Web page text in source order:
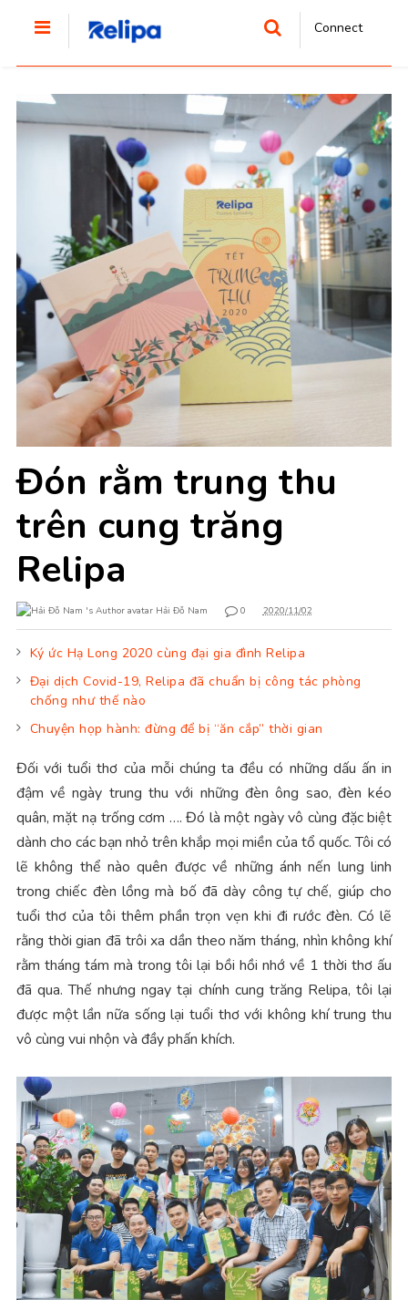
Connect
Đón rằm trung thu
trên cung trăng
Relipa
Hải Đỗ Nam 0 2020/11/02
Ký ức Hạ Long 2020 cùng đại gia đình Relipa
Đại dịch Covid-19, Relipa đã chuẩn bị công tác phòng
chống như thế nào
Chuyện họp hành: đừng để bị “ăn cắp” thời gian
Đối với tuổi thơ của mỗi chúng ta đều có những dấu ấn in
đậm về ngày trung thu với những đèn ông sao, đèn kéo
quân, mặt nạ trống cơm …. Đó là một ngày vô cùng đặc biệt
dành cho các bạn nhỏ trên khắp mọi miền của tổ quốc. Tôi có
lẽ không thể nào quên được về những ánh nến lung linh
trong chiếc đèn lồng mà bố đã dày công tự chế, giúp cho
tuổi thơ của tôi thêm phần trọn vẹn khi đi rước đèn. Có lẽ
rằng thời gian đã trôi xa dần theo năm tháng, nhìn không khí
rằm tháng tám mà trong tôi lại bồi hồi nhớ về 1 thời thơ ấu
đã qua. Thế nhưng ngay tại chính cung trăng Relipa, tôi lại
được một lần nữa sống lại tuổi thơ với không khí trung thu
vô cùng vui nhộn và đầy phấn khích.